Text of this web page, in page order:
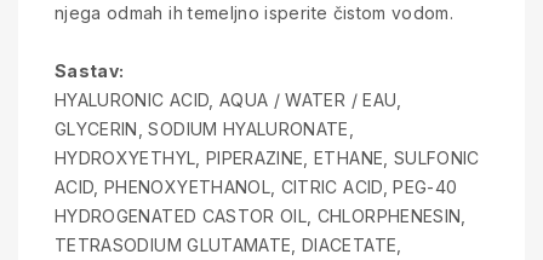
njega odmah ih temeljno isperite čistom vodom.
Sastav:
HYALURONIC ACID, AQUA / WATER / EAU,
GLYCERIN, SODIUM HYALURONATE,
HYDROXYETHYL, PIPERAZINE, ETHANE, SULFONIC
ACID, PHENOXYETHANOL, CITRIC ACID, PEG-40
HYDROGENATED CASTOR OIL, CHLORPHENESIN,
TETRASODIUM GLUTAMATE, DIACETATE,